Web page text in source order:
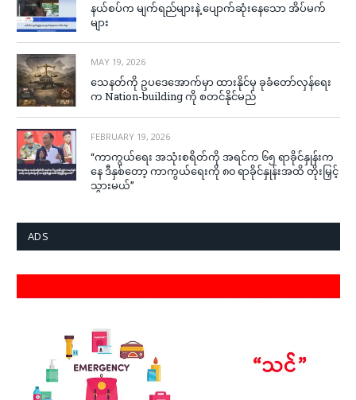
နယ်စပ်က မျက်ရည်များနဲ့ ပျောက်ဆုံးနေသော အိပ်မက်
များ
MAY 19, 2026
သေနတ်ကို ဥပဒေအောက်မှာ ထားနိုင်မှ ခုခံတော်လှန်ရေး
က Nation-building ကို စတင်နိုင်မည်
FEBRUARY 19, 2026
“ကာကွယ်ရေး အသုံးစရိတ်ကို အရင်က ၆၅ ရာခိုင်နှုန်းက
နေ ဒီနှစ်တော့ ကာကွယ်ရေးကို ၈၀ ရာခိုင်နှုန်းအထိ တိုးမြှင့်
သွားမယ်”
ADS